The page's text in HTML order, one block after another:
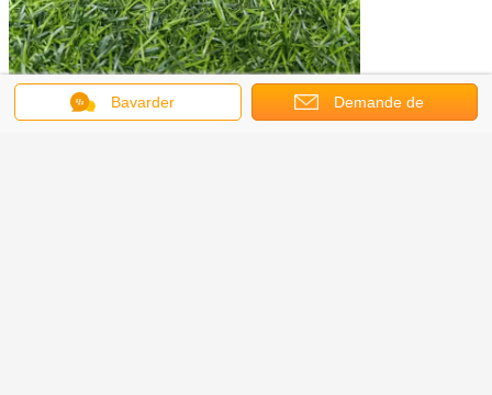
Bavarder Demande de